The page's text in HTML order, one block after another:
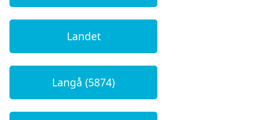
Landet
Langå (5874)